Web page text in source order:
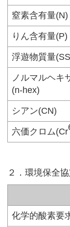
窒素含有量(N)
りん含有量(P)
浮遊物質量
ノルマルヘキ
(n-hex)
シアン(CN)
六価クロム(Cr
２．環境保全
化学的酸素要